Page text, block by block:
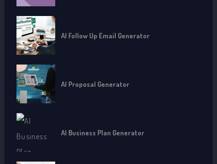
AI Follow Up Email Generator
AI Proposal Generator
AI Business Plan Generator